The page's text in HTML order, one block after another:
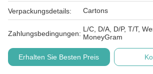
Verpackungsdetails: Cartons
Zahlungsbedingungen:
L/C, D/A, D/P, T/T,
MoneyGram
Erhalten Sie Besten Preis